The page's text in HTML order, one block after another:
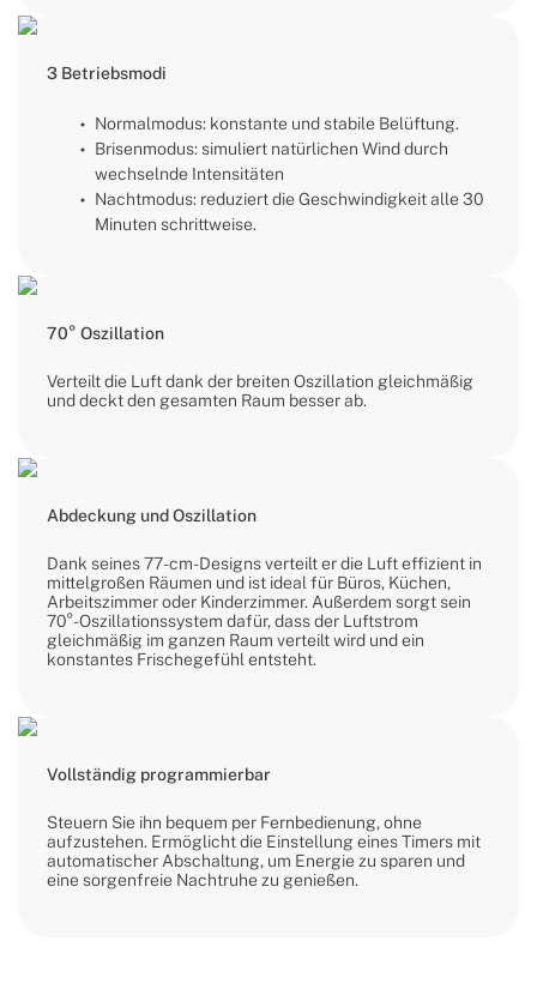
3 Betriebsmodi
Normalmodus: konstante und stabile Belüftung.
Brisenmodus: simuliert natürlichen Wind durch
wechselnde Intensitäten
Nachtmodus: reduziert die Geschwindigkeit alle 30
Minuten schrittweise.
70° Oszillation
Verteilt die Luft dank der breiten Oszillation gleichmäßig
und deckt den gesamten Raum besser ab.
Abdeckung und Oszillation
Dank seines 77-cm-Designs verteilt er die Luft effizient in
mittelgroßen Räumen und ist ideal für Büros, Küchen,
Arbeitszimmer oder Kinderzimmer. Außerdem sorgt sein
70°-Oszillationssystem dafür, dass der Luftstrom
gleichmäßig im ganzen Raum verteilt wird und ein
konstantes Frischegefühl entsteht.
Vollständig programmierbar
Steuern Sie ihn bequem per Fernbedienung, ohne
aufzustehen. Ermöglicht die Einstellung eines Timers mit
automatischer Abschaltung, um Energie zu sparen und
eine sorgenfreie Nachtruhe zu genießen.